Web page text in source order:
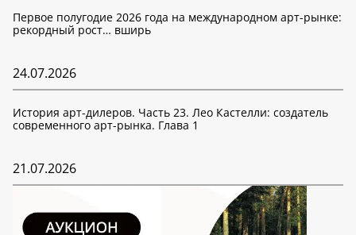
Первое полугодие 2026 года на международном арт-рынке:
рекордный рост… вширь
24.07.2026
История арт-дилеров. Часть 23. Лео Кастелли: создатель
современного арт-рынка. Глава 1
21.07.2026